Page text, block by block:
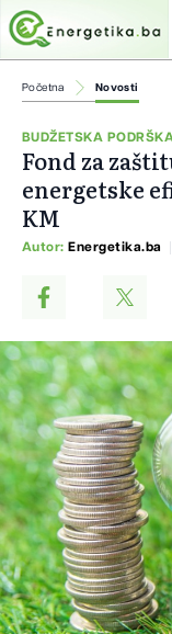
Početna Novosti
BUDŽETSKA PODRŠKA
Fond za
energetske
KM
Autor: Energetika.ba